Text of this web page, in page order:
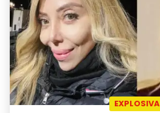
EXPLOSIVA